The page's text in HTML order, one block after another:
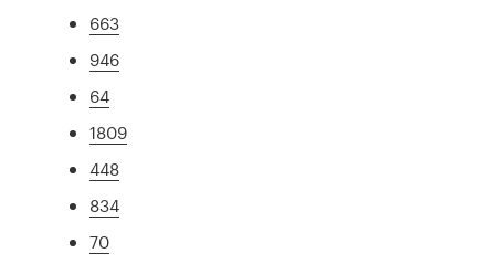
663
946
64
1809
448
834
70